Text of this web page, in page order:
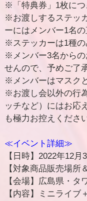
※「特典券」1枚につ
※お渡しするステッ
ーにはメンバー1名
※ステッカーは1種の
※メンバー3名からの
せんので、予めご了
※メンバーはマスク
※お渡し会以外の行
ッチなど）にはお応
も極力お控えくださ
≪イベント詳細≫
【日時】2022年12月
【対象商品販売場
【会場】広島県・
【内容】ミニライブ